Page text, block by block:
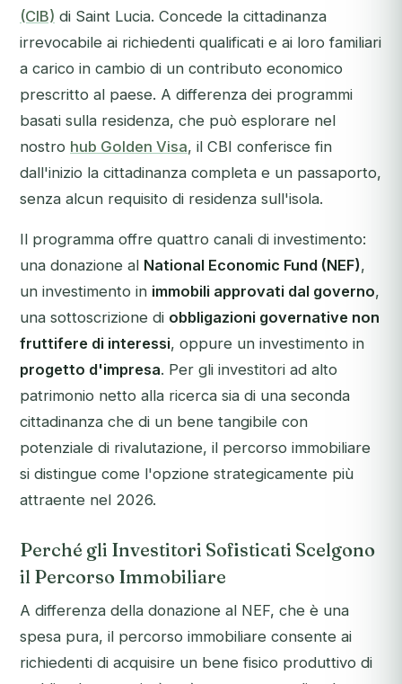
(CIB) di Saint Lucia. Concede la cittadinanza
irrevocabile ai richiedenti qualificati e ai loro familiari
a carico in cambio di un contributo economico
prescritto al paese. A differenza dei programmi
basati sulla residenza, che può esplorare nel
nostro hub Golden Visa, il CBI conferisce fin
dall'inizio la cittadinanza completa e un passaporto,
senza alcun requisito di residenza sull'isola.
Il programma offre quattro canali di investimento:
una donazione al National Economic Fund (NEF),
un investimento in immobili approvati dal governo,
una sottoscrizione di obbligazioni governative non
fruttifere di interessi, oppure un investimento in
progetto d'impresa. Per gli investitori ad alto
patrimonio netto alla ricerca sia di una seconda
cittadinanza che di un bene tangibile con
potenziale di rivalutazione, il percorso immobiliare
si distingue come l'opzione strategicamente più
attraente nel 2026.
Perché gli Investitori Sofisticati Scelgono
il Percorso Immobiliare
A differenza della donazione al NEF, che è una
spesa pura, il percorso immobiliare consente ai
richiedenti di acquisire un bene fisico produttivo di